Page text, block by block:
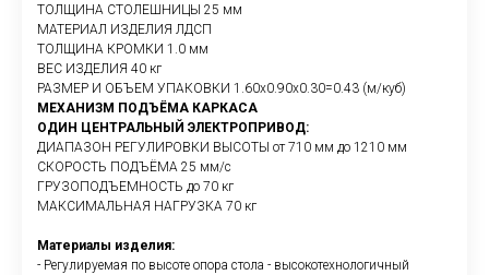
ТОЛЩИНА СТОЛЕШНИЦЫ 25 мм
МАТЕРИАЛ ИЗДЕЛИЯ ЛДСП
ТОЛЩИНА КРОМКИ 1.0 мм
ВЕС ИЗДЕЛИЯ 40 кг
РАЗМЕР И ОБЪЕМ УПАКОВКИ 1.60х0.90х0.30=0.43 (м/куб)
МЕХАНИЗМ ПОДЪЁМА КАРКАСА
ОДИН ЦЕНТРАЛЬНЫЙ ЭЛЕКТРОПРИВОД:
ДИАПАЗОН РЕГУЛИРОВКИ ВЫСОТЫ от 710 мм до 1210 мм
СКОРОСТЬ ПОДЪЁМА 25 мм/с
ГРУЗОПОДЪЕМНОСТЬ до 70 кг
МАКСИМАЛЬНАЯ НАГРУЗКА 70 кг
Материалы изделия:
- Регулируемая по высоте опора стола - высокотехнологичный